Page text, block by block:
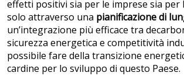
effetti positivi sia per le imprese sia per
solo attraverso una pianificazione di
un’integrazione più efficace tra
sicurezza energetica e competitività
possibile fare della transizione
cardine per lo sviluppo di questo Paese.